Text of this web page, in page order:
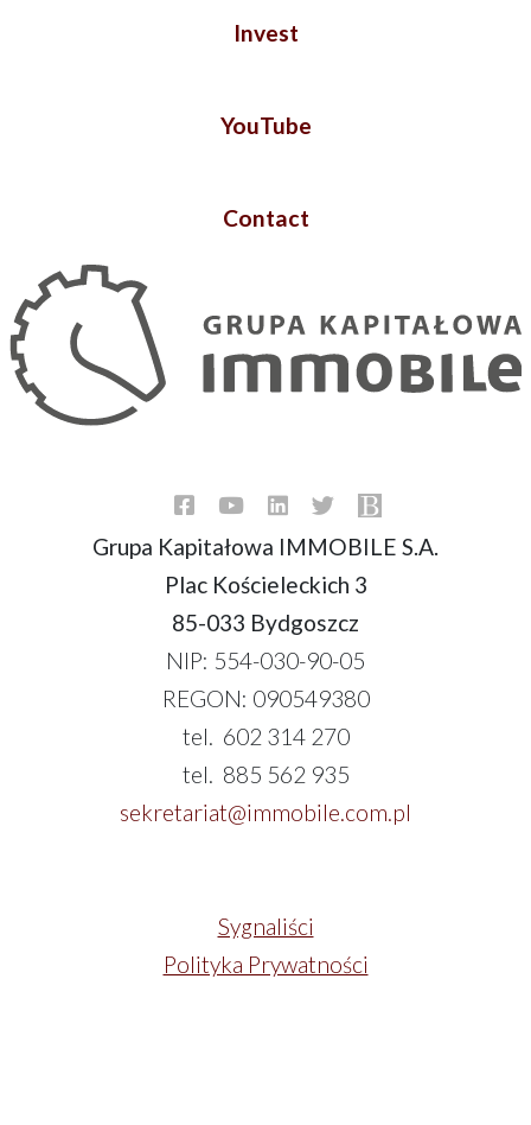
Invest
YouTube
Contact
Grupa Kapitałowa IMMOBILE S.A.
Plac Kościeleckich 3
85-033 Bydgoszcz
NIP: 554-030-90-05
REGON: 090549380
tel. 602 314 270
tel. 885 562 935
sekretariat@immobile.com.pl
Sygnaliści
Polityka Prywatności